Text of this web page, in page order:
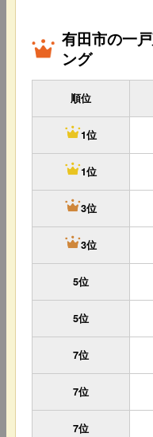
有田市の一
ング
順位
1位
1位
3位
3位
5位
5位
7位
7位
7位